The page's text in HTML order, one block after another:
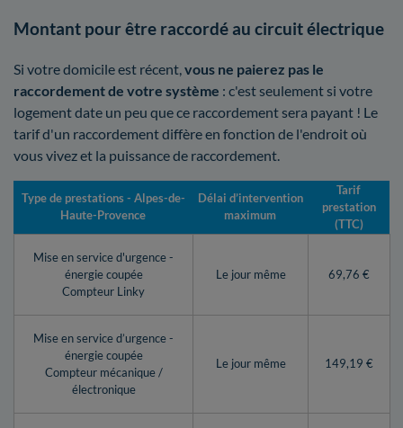
Montant pour être raccordé au circuit électrique
Si votre domicile est récent,vous ne paierez pas le
raccordement de votre système : c'est seulement si votre
logement date un peu que ce raccordement sera payant ! Le
tarif d'un raccordement diffère en fonction de l'endroit où
vous vivez et la puissance de raccordement.
Type de prestations - Alpes-de-
Haute-Provence
Délai d’intervention
maximum
Tarif
prestation
(TTC)
Mise en service d'urgence -
énergie coupée
Compteur Linky
Le jour même 69,76 €
Mise en service d’urgence -
énergie coupée
Compteur mécanique /
électronique
Le jour même 149,19 €